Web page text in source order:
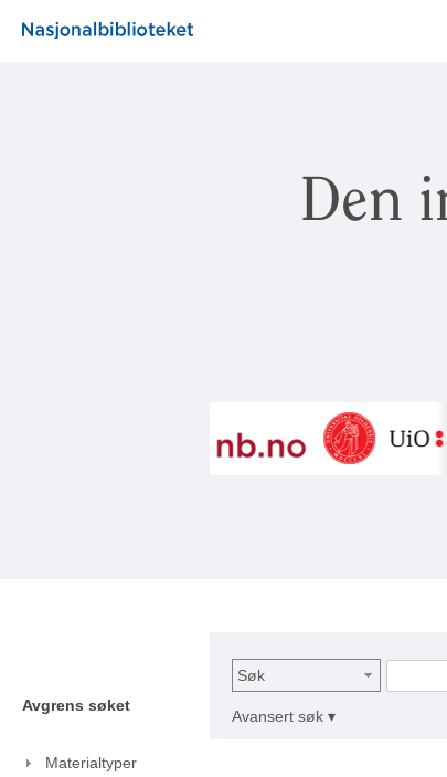
Den
Avgrens søket
Materialtyper
Søk
Avansert søk ▾